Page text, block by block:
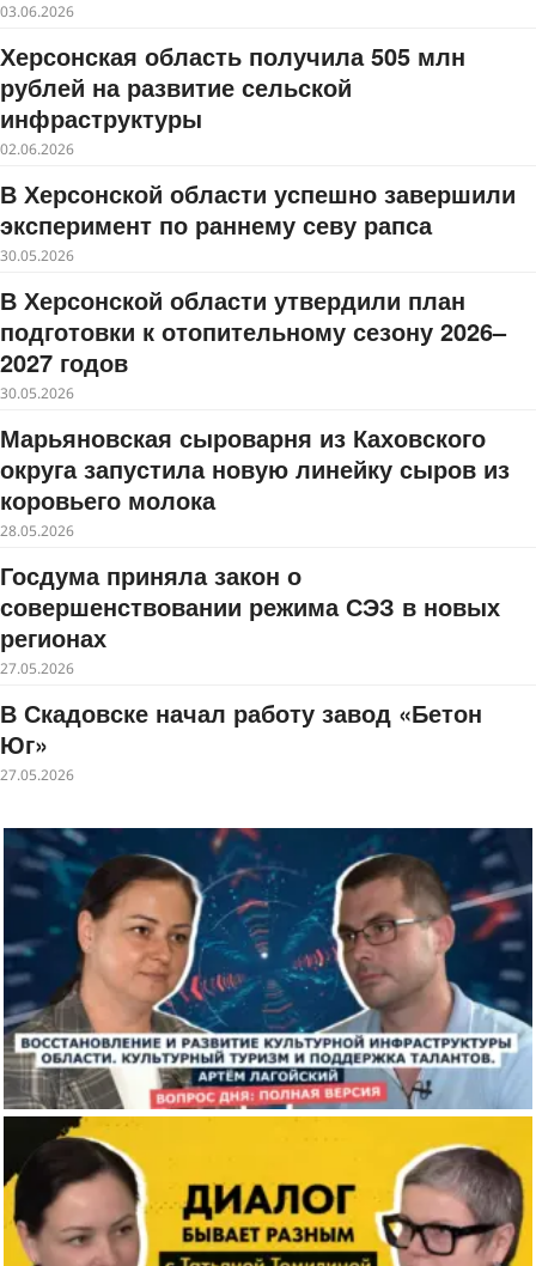
03.06.2026
Херсонская область получила 505 млн
рублей на развитие сельской
инфраструктуры
02.06.2026
В Херсонской области успешно завершили
эксперимент по раннему севу рапса
30.05.2026
В Херсонской области утвердили план
подготовки к отопительному сезону 2026–
2027 годов
30.05.2026
Марьяновская сыроварня из Каховского
округа запустила новую линейку сыров из
коровьего молока
28.05.2026
Госдума приняла закон о
совершенствовании режима СЭЗ в новых
регионах
27.05.2026
В Скадовске начал работу завод «Бетон
Юг»
27.05.2026